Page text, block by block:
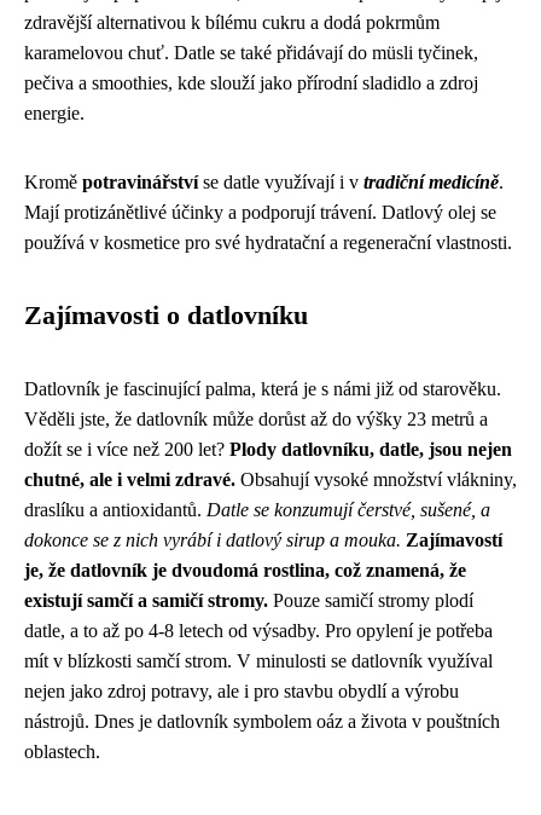
zdravější alternativou k bílému cukru a dodá pokrmům
karamelovou chuť. Datle se také přidávají do müsli tyčinek,
pečiva a smoothies, kde slouží jako přírodní sladidlo a zdroj
energie.
Kromě potravinářstvíse datle využívají i v tradiční medicíně.
Mají protizánětlivé účinky a podporují trávení. Datlový olej se
používá v kosmetice pro své hydratační a regenerační vlastnosti.
Zajímavosti o datlovníku
Datlovník je fascinující palma, která je s námi již od starověku.
Věděli jste, že datlovník může dorůst až do výšky 23 metrů a
dožít se i více než 200 let? Plody datlovníku, datle, jsou nejen
chutné, ale i velmi zdravé. Obsahují vysoké množství vlákniny,
draslíku a antioxidantů. Datle se konzumují čerstvé, sušené, a
dokonce se z nich vyrábí i datlový sirup a mouka. Zajímavostí
je, že datlovník je dvoudomá rostlina, což znamená, že
existují samčí a samičí stromy. Pouze samičí stromy plodí
datle, a to až po 4-8 letech od výsadby. Pro opylení je potřeba
mít v blízkosti samčí strom. V minulosti se datlovník využíval
nejen jako zdroj potravy, ale i pro stavbu obydlí a výrobu
nástrojů. Dnes je datlovník symbolem oáz a života v pouštních
oblastech.